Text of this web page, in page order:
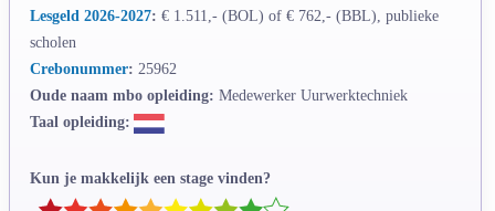
Lesgeld 2026-2027: € 1.511,- (BOL) of € 762,- (BBL), publieke
scholen
Crebonummer: 25962
Oude naam mbo opleiding: Medewerker Uurwerktechniek
Taal opleiding:
Kun je makkelijk een stage vinden?